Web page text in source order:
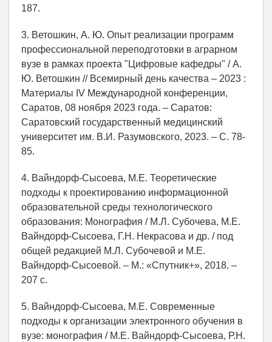
187.
3. Ветошкин, А. Ю. Опыт реализации программ
профессиональной переподготовки в аграрном
вузе в рамках проекта "Цифровые кафедры" / А.
Ю. Ветошкин // Всемирный день качества – 2023 :
Материалы IV Международной конференции,
Саратов, 08 ноября 2023 года. – Саратов:
Саратовский государственный медицинский
университет им. В.И. Разумовского, 2023. – С. 78-
85.
4. Вайндорф-Сысоева, М.Е. Теоретические
подходы к проектированию информационной
образовательной среды технологического
образования: Монография / М.Л. Субочева, М.Е.
Вайндорф-Сысоева, Г.Н. Некрасова и др. / под
общей редакцией М.Л. Субочевой и М.Е.
Вайндорф-Сысоевой. – М.: «Спутник+», 2018. –
207 с.
5. Вайндорф-Сысоева, М.Е. Современные
подходы к организации электронного обучения в
вузе: монография / М.Е. Вайндорф-Сысоева, Р.Н.